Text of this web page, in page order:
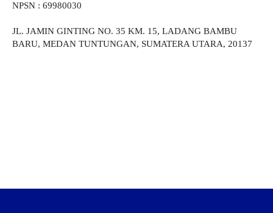
NPSN : 69980030
JL. JAMIN GINTING NO. 35 KM. 15, LADANG BAMBU
BARU, MEDAN TUNTUNGAN, SUMATERA UTARA, 20137